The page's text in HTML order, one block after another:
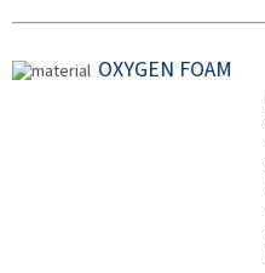
OXYGEN FOAM